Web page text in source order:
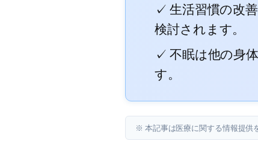
✓ 生活習慣の改
検討されます。
✓ 不眠は他の身
す。
※ 本記事は医療に関する情報提供